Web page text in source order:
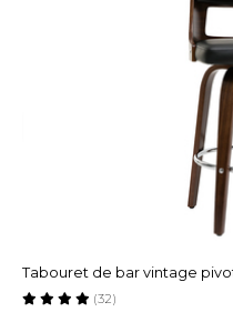
Tabouret de bar vintage
(32)